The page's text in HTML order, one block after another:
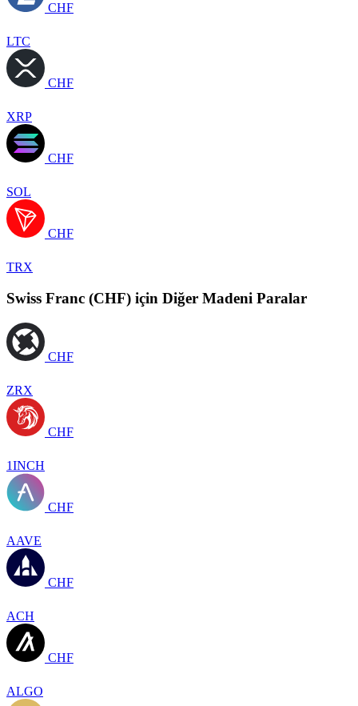
CHF
LTC
CHF
XRP
CHF
SOL
CHF
TRX
Swiss Franc (CHF) için Diğer Madeni Paralar
CHF
ZRX
CHF
1INCH
CHF
AAVE
CHF
ACH
CHF
ALGO